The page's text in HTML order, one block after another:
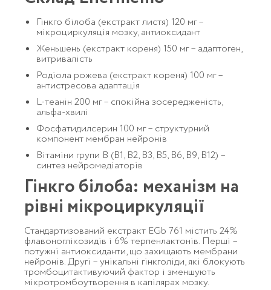
Гінкго білоба (екстракт листя) 120 мг –
мікроциркуляція мозку, антиоксидант
Женьшень (екстракт кореня) 150 мг – адаптоген,
витривалість
Родіола рожева (екстракт кореня) 100 мг –
антистресова адаптація
L-теанін 200 мг – спокійна зосередженість,
альфа-хвилі
Фосфатидилсерин 100 мг – структурний
компонент мембран нейронів
Вітаміни групи B (B1, B2, B3, B5, B6, B9, B12) –
синтез нейромедіаторів
Гінкго білоба: механізм на
рівні мікроциркуляції
Стандартизований екстракт EGb 761 містить 24%
флавоноглікозидів і 6% терпенлактонів. Перші –
потужні антиоксиданти, що захищають мембрани
нейронів. Другі – унікальні гінкголіди, які блокують
тромбоцитактивуючий фактор і зменшують
мікротромбоутворення в капілярах мозку.